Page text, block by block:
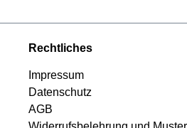
Rechtliches
Impressum
Datenschutz
AGB